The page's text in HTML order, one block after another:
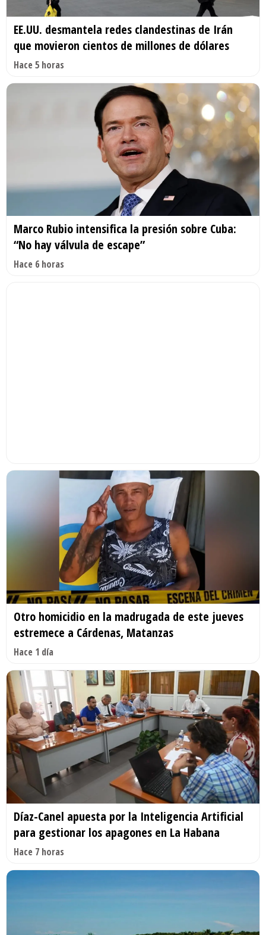
EE.UU. desmantela redes clandestinas de Irán
que movieron cientos de millones de dólares
Hace 5 horas
Marco Rubio intensifica la presión sobre Cuba:
“No hay válvula de escape”
Hace 6 horas
Otro homicidio en la madrugada de este jueves
estremece a Cárdenas, Matanzas
Hace 1 día
Díaz-Canel apuesta por la Inteligencia Artificial
para gestionar los apagones en La Habana
Hace 7 horas